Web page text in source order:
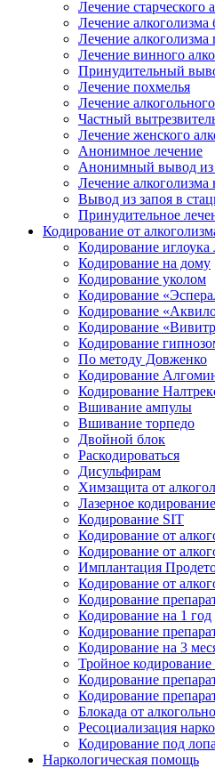
Лечение старческого
Лечение алкоголизма
Лечение
Лечение винного
Принудительный
Лечение похмелья
Лечение
Частный
Лечение женского
Анонимное лечение
Анонимный вывод из
Лечение алкоголизма
Вывод из запоя в
Принудительное
Кодирование от
Кодирование
Кодирование на дому
Кодирование уколом
Кодирование
Кодирование
Кодирование
Кодирование
По методу Довженко
Кодирование
Кодирование
Вшивание ампулы
Вшивание торпедо
Двойной блок
Раскодироваться
Дисульфирам
Химзащита от
Лазерное
Кодирование SIT
Кодирование от
Кодирование от
Имплантация
Кодирование от
Кодирование
Кодирование на 1 год
Кодирование
Кодирование на 3
Тройное кодирование
Кодирование
Кодирование
Блокада от
Ресоциализация
Кодирование под
Наркологическая помощь